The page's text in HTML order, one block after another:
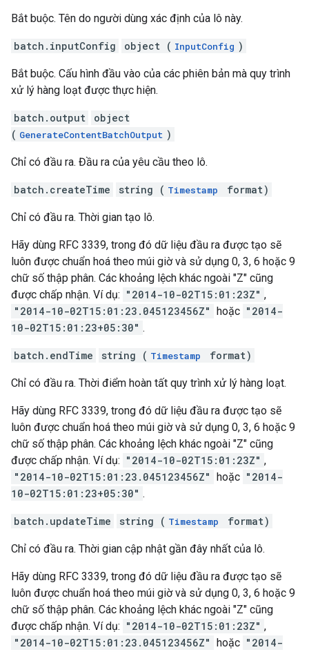
Bắt buộc. Tên do người dùng xác định của lô này.
batch.inputConfig object ( InputConfig )
Bắt buộc. Cấu hình đầu vào của các phiên bản mà quy trình
xử lý hàng loạt được thực hiện.
batch.output
object
( GenerateContentBatchOutput )
Chỉ có đầu ra. Đầu ra của yêu cầu theo lô.
batch.createTime string ( Timestamp format)
Chỉ có đầu ra. Thời gian tạo lô.
Hãy dùng RFC 3339, trong đó dữ liệu đầu ra được tạo sẽ
luôn được chuẩn hoá theo múi giờ và sử dụng 0, 3, 6 hoặc 9
chữ số thập phân. Các khoảng lệch khác ngoài "Z" cũng
được chấp nhận. Ví dụ: "2014-10-02T15:01:23Z" ,
"2014-10-02T15:01:23.045123456Z" hoặc "2014-
10-02T15:01:23+05:30" .
batch.endTime string ( Timestamp format)
Chỉ có đầu ra. Thời điểm hoàn tất quy trình xử lý hàng loạt.
Hãy dùng RFC 3339, trong đó dữ liệu đầu ra được tạo sẽ
luôn được chuẩn hoá theo múi giờ và sử dụng 0, 3, 6 hoặc 9
chữ số thập phân. Các khoảng lệch khác ngoài "Z" cũng
được chấp nhận. Ví dụ: "2014-10-02T15:01:23Z" ,
"2014-10-02T15:01:23.045123456Z" hoặc "2014-
10-02T15:01:23+05:30" .
batch.updateTime string ( Timestamp format)
Chỉ có đầu ra. Thời gian cập nhật gần đây nhất của lô.
Hãy dùng RFC 3339, trong đó dữ liệu đầu ra được tạo sẽ
luôn được chuẩn hoá theo múi giờ và sử dụng 0, 3, 6 hoặc 9
chữ số thập phân. Các khoảng lệch khác ngoài "Z" cũng
được chấp nhận. Ví dụ: "2014-10-02T15:01:23Z" ,
"2014-10-02T15:01:23.045123456Z" hoặc "2014-